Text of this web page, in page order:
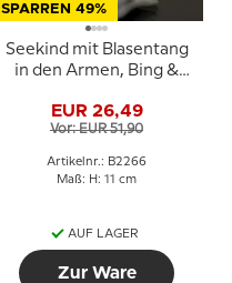
SPARREN 49%
Seekind mit Blasentang
in den Armen, Bing &
oder 2266
EUR 26,49
Vor: EUR 51,90
Artikelnr.: B2266
Maß: H: 11 cm
AUF LAGER
Zur Ware